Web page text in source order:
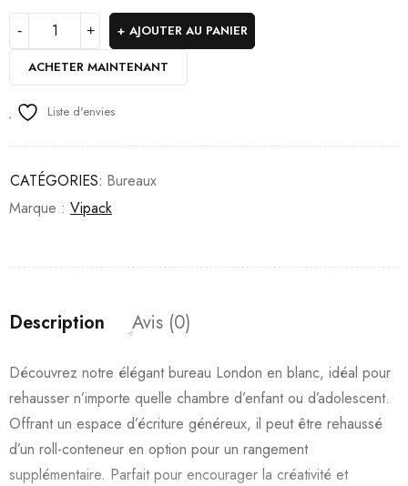
AJOUTER AU PANIER
ACHETER MAINTENANT
Liste d'envies
CATÉGORIES: Bureaux
Marque : Vipack
Description Avis (0)
Découvrez notre élégant bureau London en blanc, idéal pour
rehausser n’importe quelle chambre d’enfant ou d’adolescent.
Offrant un espace d’écriture généreux, il peut être rehaussé
d’un roll-conteneur en option pour un rangement
supplémentaire. Parfait pour encourager la créativité et